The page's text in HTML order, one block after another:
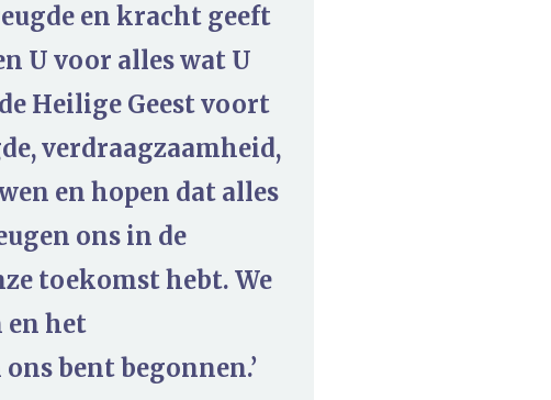
en kracht geeft
U voor alles wat U
Heilige Geest voort
verdraagzaamheid,
en hopen dat alles
ons in de
toekomst hebt. We
en het
bent begonnen.’